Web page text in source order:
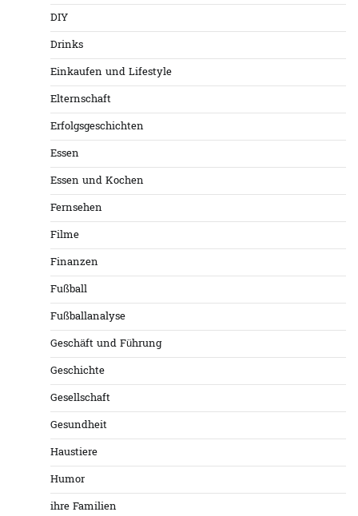
DIY
Drinks
Einkaufen und Lifestyle
Elternschaft
Erfolgsgeschichten
Essen
Essen und Kochen
Fernsehen
Filme
Finanzen
Fußball
Fußballanalyse
Geschäft und Führung
Geschichte
Gesellschaft
Gesundheit
Haustiere
Humor
ihre Familien